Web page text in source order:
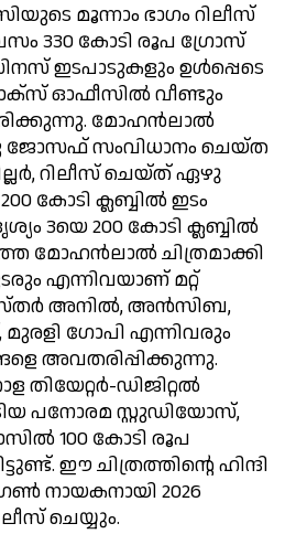
മൂന്നാം ഭാഗം റിലീസ്
330 കോടി രൂപ ഗ്രോസ്
ഇടപാടുകളും ഉള്‍പ്പെടെ
ഓഫീസില്‍ വീണ്ടും
മോഹന്‍ലാല്‍
ജോസഫ് സംവിധാനം ചെയ്ത
റിലീസ് ചെയ്ത് ഏഴു
കോടി ക്ലബ്ബില്‍ ഇടം
3യെ 200 കോടി ക്ലബ്ബില്‍
മോഹന്‍ലാല്‍ ചിത്രമാക്കി
എന്നിവയാണ് മറ്റ്
അനില്‍, അന്‍സിബ,
ഗോപി എന്നിവരും
അവതരിപ്പിക്കുന്നു.
തിയേറ്റര്‍-ഡിജിറ്റല്‍
പനോരമ സ്റ്റുഡിയോസ്,
100 കോടി രൂപ
ഈ ചിത്രത്തിന്റെ ഹിന്ദി
നായകനായി 2026
ചെയ്യും.